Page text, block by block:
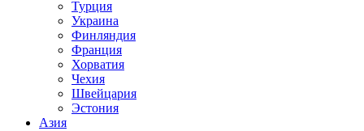
Турция
Украина
Финляндия
Франция
Хорватия
Чехия
Швейцария
Эстония
Азия